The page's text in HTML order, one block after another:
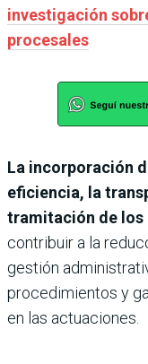
investigación
procesales
La incorporación
eficiencia, la
tramitación de los
contribuir a la
gestión
procedimientos y
en las actuaciones.